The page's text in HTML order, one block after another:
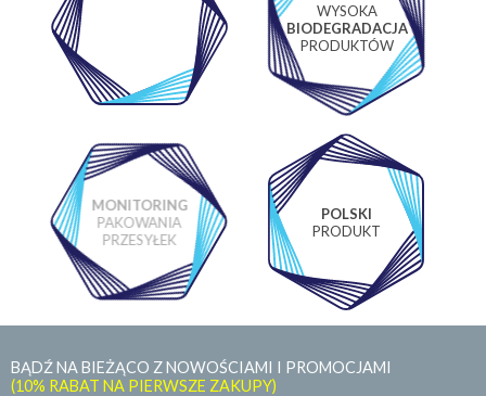
WYSOKA
BIODEGRADACJA
PRODUKTÓW
MONITORING
PAKOWANIA
PRZESYŁEK
POLSKI
PRODUKT
BĄDŹ NA BIEŻĄCO Z NOWOŚCIAMI I PROMOCJAMI
(10% RABAT NA PIERWSZE ZAKUPY)